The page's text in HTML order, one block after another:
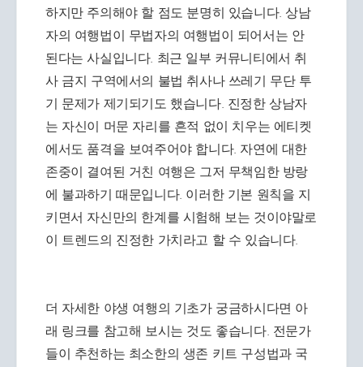
하지만 주의해야 할 점도 분명히 있습니다. 상남
자의 여행법이 무법자의 여행법이 되어서는 안
된다는 사실입니다. 최근 일부 커뮤니티에서 취
사 금지 구역에서의 불법 취사나 쓰레기 무단 투
기 문제가 제기되기도 했습니다. 진정한 상남자
는 자신이 머문 자리를 흔적 없이 치우는 에티켓
에서도 품격을 보여주어야 합니다. 자연에 대한
존중이 결여된 거친 여행은 그저 무책임한 방랑
에 불과하기 때문입니다. 이러한 기본 원칙을 지
키면서 자신만의 한계를 시험해 보는 것이야말로
이 트렌드의 진정한 가치라고 할 수 있습니다.
더 자세한 야생 여행의 기초가 궁금하시다면 아
래 링크를 참고해 보시는 것도 좋습니다. 전문가
들이 추천하는 최소한의 생존 키트 구성법과 국